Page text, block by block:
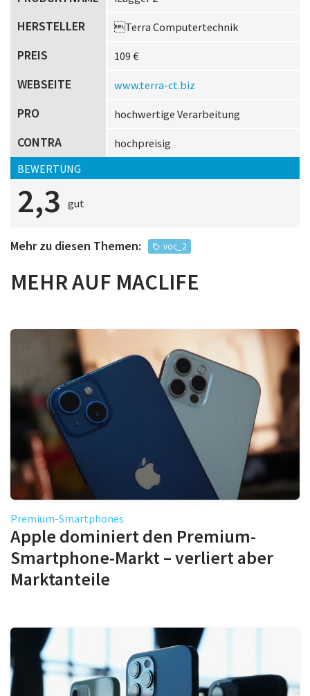
HERSTELLER Terra Computertechnik
PREIS 109 €
WEBSEITE www.terra-ct.biz
PRO hochwertige Verarbeitung
CONTRA
hochpreisig
BEWERTUNG
2,3 gut
Mehr zu diesen Themen: voc_2
MEHR AUF MACLIFE
Premium-Smartphones
Apple dominiert den Premium-
Smartphone-Markt – verliert aber
Marktanteile